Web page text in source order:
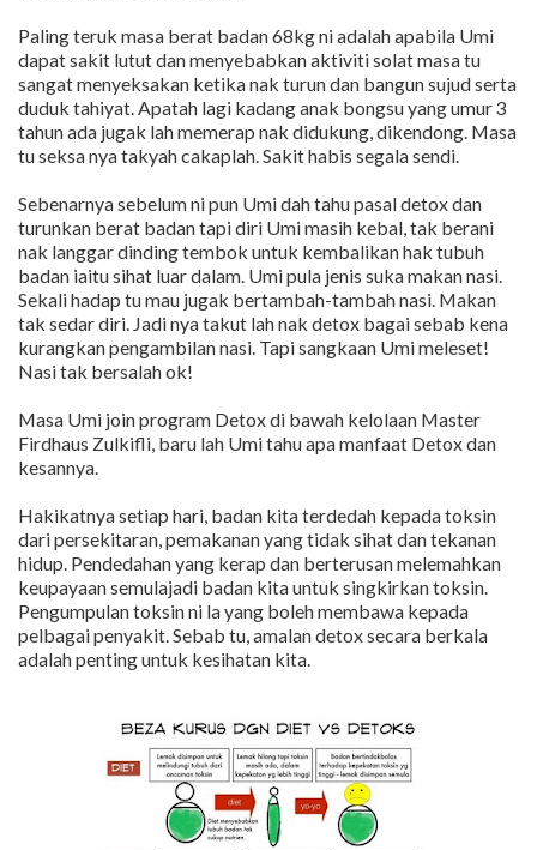
Paling teruk masa berat badan 68kg ni adalah apabila Umi
dapat sakit lutut dan menyebabkan aktiviti solat masa tu
sangat menyeksakan ketika nak turun dan bangun sujud serta
duduk tahiyat. Apatah lagi kadang anak bongsu yang umur 3
tahun ada jugak lah memerap nak didukung, dikendong. Masa
tu seksa nya takyah cakaplah. Sakit habis segala sendi.
Sebenarnya sebelum ni pun Umi dah tahu pasal detox dan
turunkan berat badan tapi diri Umi masih kebal, tak berani
nak langgar dinding tembok untuk kembalikan hak tubuh
badan iaitu sihat luar dalam. Umi pula jenis suka makan nasi.
Sekali hadap tu mau jugak bertambah-tambah nasi. Makan
tak sedar diri. Jadi nya takut lah nak detox bagai sebab kena
kurangkan pengambilan nasi. Tapi sangkaan Umi meleset!
Nasi tak bersalah ok!
Masa Umi join program Detox di bawah kelolaan Master
Firdhaus Zulkifli, baru lah Umi tahu apa manfaat Detox dan
kesannya.
Hakikatnya setiap hari, badan kita terdedah kepada toksin
dari persekitaran, pemakanan yang tidak sihat dan tekanan
hidup. Pendedahan yang kerap dan berterusan melemahkan
keupayaan semulajadi badan kita untuk singkirkan toksin.
Pengumpulan toksin ni la yang boleh membawa kepada
pelbagai penyakit. Sebab tu, amalan detox secara berkala
adalah penting untuk kesihatan kita.